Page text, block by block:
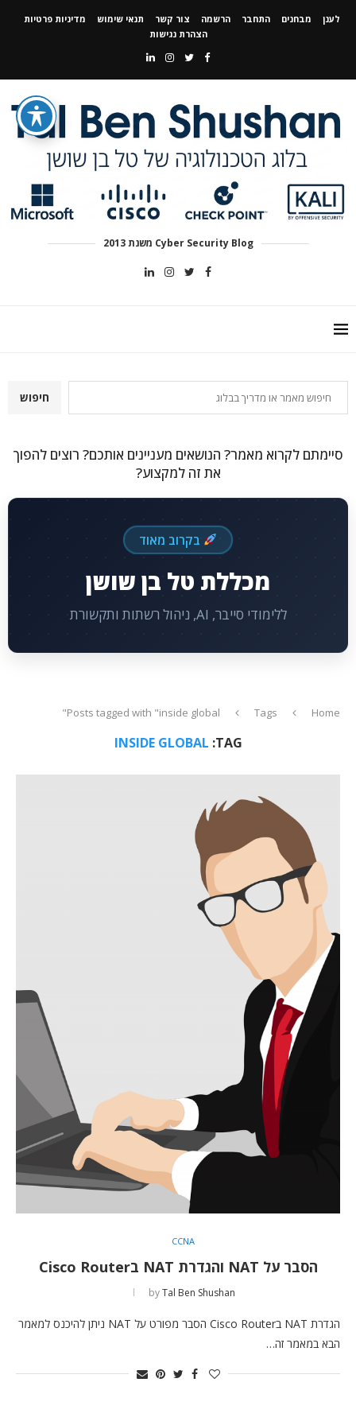
לענן מבחנים התחבר הרשמה צור קשר תנאי שימוש
מדיניות פרטיות
הצהרת נגישות
Cyber Security Blog משנת 2013
חיפוש
סיימתם לקרוא מאמר? הנושאים מעניינים אותכם? רוצים להפוך
את זה למקצוע?
בקרוב מאוד
מכללת טל בן שושן
ללימודי סייבר, AI, ניהול רשתות ותקשורת
Home
Tags
Posts tagged with "inside global"
TAG:
INSIDE GLOBAL
CCNA
הסבר על NAT והגדרת NAT בCisco Router
byTal Ben Shushan
הגדרת NAT בCisco Router הסבר מפורט על NAT ניתן להיכנס למאמר
הבא במאמר זה…